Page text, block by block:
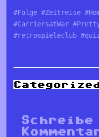
#Folge #Zeitreise
#CarriersatWar
#retrospieleclub
Schreibe